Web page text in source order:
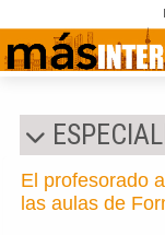
El profesorado
las aulas de